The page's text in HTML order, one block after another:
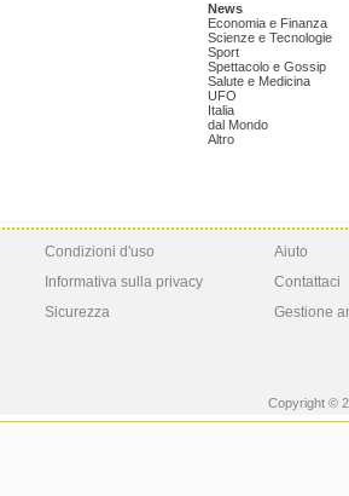
News
Economia e Finanza
Scienze e Tecnologie
Sport
Spettacolo e Gossip
Salute e Medicina
UFO
Italia
dal Mondo
Altro
Condizioni d'uso
Informativa sulla privacy
Sicurezza
Aiuto
Contattaci
Gestione
Copyright ©